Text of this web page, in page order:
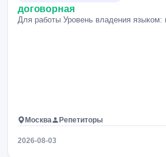
договорная
Для работы Уровень владения языком:
Москва Репетиторы
2026-08-03